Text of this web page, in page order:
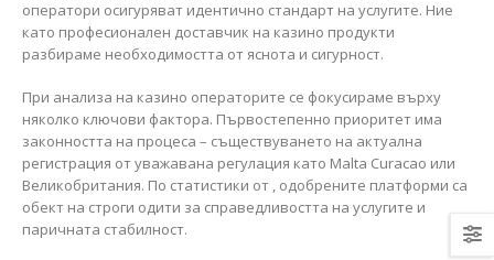
оператори осигуряват идентично стандарт на услугите. Ние
като професионален доставчик на казино продукти
разбираме необходимостта от яснота и сигурност.
При анализа на казино операторите се фокусираме върху
няколко ключови фактора. Първостепенно приоритет има
законността на процеса – съществуването на актуална
регистрация от уважавана регулация като Malta Curacao или
Великобритания. По статистики от , одобрените платформи са
обект на строги одити за справедливостта на услугите и
паричната стабилност.